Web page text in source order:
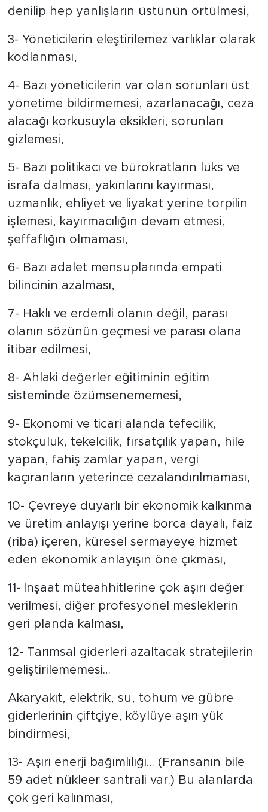
denilip hep yanlışların üstünün örtülmesi,
3- Yöneticilerin eleştirilemez varlıklar olarak
kodlanması,
4- Bazı yöneticilerin var olan sorunları üst
yönetime bildirmemesi, azarlanacağı, ceza
alacağı korkusuyla eksikleri, sorunları
gizlemesi,
5- Bazı politikacı ve bürokratların lüks ve
israfa dalması, yakınlarını kayırması,
uzmanlık, ehliyet ve liyakat yerine torpilin
işlemesi, kayırmacılığın devam etmesi,
şeffaflığın olmaması,
6- Bazı adalet mensuplarında empati
bilincinin azalması,
7- Haklı ve erdemli olanın değil, parası
olanın sözünün geçmesi ve parası olana
itibar edilmesi,
8- Ahlaki değerler eğitiminin eğitim
sisteminde özümsenememesi,
9- Ekonomi ve ticari alanda tefecilik,
stokçuluk, tekelcilik, fırsatçılık yapan, hile
yapan, fahiş zamlar yapan, vergi
kaçıranların yeterince cezalandırılmaması,
10- Çevreye duyarlı bir ekonomik kalkınma
ve üretim anlayışı yerine borca dayalı, faiz
(riba) içeren, küresel sermayeye hizmet
eden ekonomik anlayışın öne çıkması,
11- İnşaat müteahhitlerine çok aşırı değer
verilmesi, diğer profesyonel mesleklerin
geri planda kalması,
12- Tarımsal giderleri azaltacak stratejilerin
geliştirilememesi…
Akaryakıt, elektrik, su, tohum ve gübre
giderlerinin çiftçiye, köylüye aşırı yük
bindirmesi,
13- Aşırı enerji bağımlılığı… (Fransanın bile
59 adet nükleer santrali var.) Bu alanlarda
çok geri kalınması,